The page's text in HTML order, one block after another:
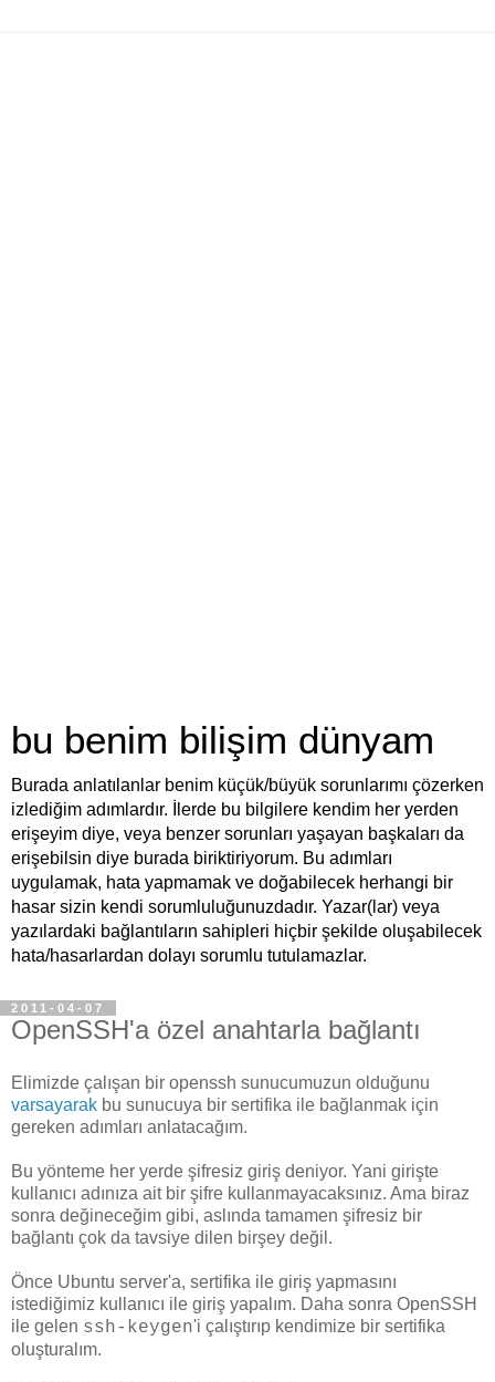
bu benim bilişim dünyam
Burada anlatılanlar benim küçük/büyük sorunlarımı çözerken
izlediğim adımlardır. İlerde bu bilgilere kendim her yerden
erişeyim diye, veya benzer sorunları yaşayan başkaları da
erişebilsin diye burada biriktiriyorum. Bu adımları
uygulamak, hata yapmamak ve doğabilecek herhangi bir
hasar sizin kendi sorumluluğunuzdadır. Yazar(lar) veya
yazılardaki bağlantıların sahipleri hiçbir şekilde oluşabilecek
hata/hasarlardan dolayı sorumlu tutulamazlar.
2011-04-07
OpenSSH'a özel anahtarla bağlantı
Elimizde çalışan bir openssh sunucumuzun olduğunu
varsayarak bu sunucuya bir sertifika ile bağlanmak için
gereken adımları anlatacağım.
Bu yönteme her yerde şifresiz giriş deniyor. Yani girişte
kullanıcı adınıza ait bir şifre kullanmayacaksınız. Ama biraz
sonra değineceğim gibi, aslında tamamen şifresiz bir
bağlantı çok da tavsiye dilen birşey değil.
Önce Ubuntu server'a, sertifika ile giriş yapmasını
istediğimiz kullanıcı ile giriş yapalım. Daha sonra OpenSSH
ile gelen ssh-keygen'i çalıştırıp kendimize bir sertifika
oluşturalım.